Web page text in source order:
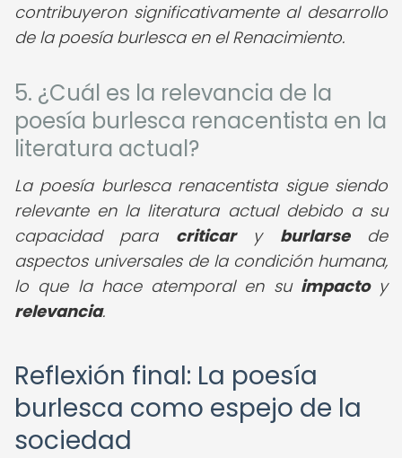
contribuyeron significativamente al desarrollo
de la poesía burlesca en el Renacimiento.
5. ¿Cuál es la relevancia de la
poesía burlesca renacentista en la
literatura actual?
La poesía burlesca renacentista sigue siendo
relevante en la literatura actual debido a su
capacidad para criticary burlarsede
aspectos universales de la condición humana,
lo que la hace atemporal en su impactoy
relevancia.
Reflexión final: La poesía
burlesca como espejo de la
sociedad